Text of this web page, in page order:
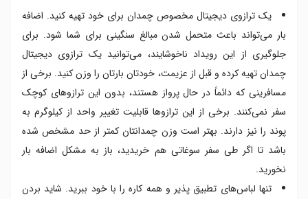
یک ترازوی دیجیتال مخصوص چمدان برای خود تهیه کنید. اضافه
بار می‌تواند باعث متحمل شدن مبالغ سنگینی برای شما شود. برای
جلوگیری از این رویداد ناخوشایند، می‌توانید یک ترازوی دیجیتال
چمدان تهیه کرده و قبل از عزیمت، خودتان بارتان را وزن کنید. برخی از
مسافرینی که دائماً در حال پرواز هستند، بدون این ترازوهای کوچک
سفر نمی‌کنند. برخی از این ترازوها قابلیت تغییر واحد از کیلوگرم به
پوند را نیز دارند. بهتر است وزن چمدانتان کمتر از حد مشخص شده
باشد تا اگر طی سفر سوغاتی هم خریدید، باز به مشکل اضافه بار
نخورید.
تنها لباس‌های تطبیق پذیر و همه کاره را با خود ببرید. شاید بردن